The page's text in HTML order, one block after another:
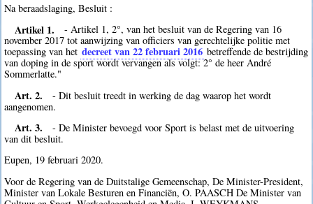
Na beraadslaging, Besluit :
Artikel 1.
- Artikel 1, 2°, van het besluit van de Regering van 16
november 2017 tot aanwijzing van officiers van gerechtelijke politie met
toepassing van het decreet van 22 februari 2016 betreffende de bestrijding
van doping in de sport wordt vervangen als volgt: 2° de heer André
Sommerlatte."
Art. 2.
- Dit besluit treedt in werking de dag waarop het wordt
aangenomen.
Art. 3.
- De Minister bevoegd voor Sport is belast met de uitvoering
van dit besluit.
Eupen, 19 februari 2020.
Voor de Regering van de Duitstalige Gemeenschap, De Minister-President,
Minister van Lokale Besturen en Financiën, O. PAASCH De Minister van